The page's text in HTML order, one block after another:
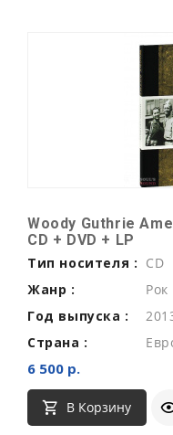
Woody Guthrie
CD + DVD + LP
Тип носителя : CD
Жанр :
Рок
Год выпуска :
Страна :
6 500 р.
В Корзину